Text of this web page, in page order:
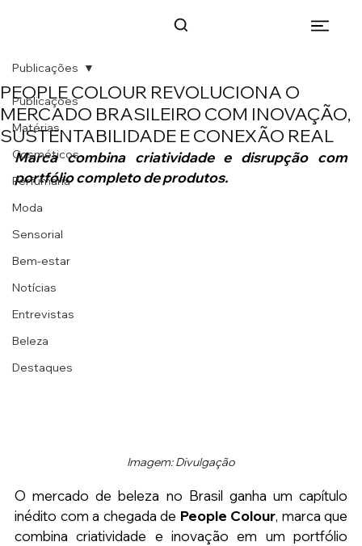
Publicações
Matérias
Cosméticos
Perfumaria
Moda
Sensorial
Bem-estar
Notícias
Entrevistas
Beleza
Destaques
Publicações
PEOPLE COLOUR REVOLUCIONA O
MERCADO BRASILEIRO COM INOVAÇÃO,
SUSTENTABILIDADE E CONEXÃO REAL
Marca combina criatividade e disrupção com
portfólio completo de produtos.
Imagem: Divulgação
O mercado de beleza no Brasil ganha um capítulo
inédito com a chegada de People Colour, marca que
combina criatividade e inovação em um portfólio